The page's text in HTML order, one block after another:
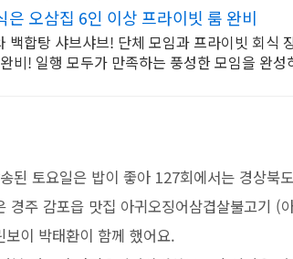
은 오삼집 6인 이상 프라이빗 룸 완비
백합탕 샤브샤브! 단체 모임과 프라이빗 회식
비! 일행 모두가 만족하는 풍성한 모임을 완성
된 토요일은 밥이 좋아 127회에서는 경상북
경주 감포읍 맛집 아귀오징어삼겹살불고기 (
보이 박태환이 함께 했어요.